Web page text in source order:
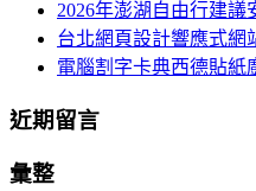
2026年澎湖自由行建
台北網頁設計響應式網
電腦割字卡典西德貼紙
近期留言
彙整